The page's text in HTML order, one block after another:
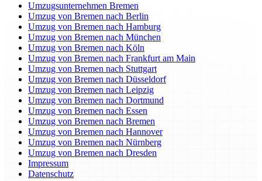
Umzugsunternehmen Bremen
Umzug von Bremen nach Berlin
Umzug von Bremen nach Hamburg
Umzug von Bremen nach München
Umzug von Bremen nach Köln
Umzug von Bremen nach Frankfurt am Main
Umzug von Bremen nach Stuttgart
Umzug von Bremen nach Düsseldorf
Umzug von Bremen nach Leipzig
Umzug von Bremen nach Dortmund
Umzug von Bremen nach Essen
Umzug von Bremen nach Bremen
Umzug von Bremen nach Hannover
Umzug von Bremen nach Nürnberg
Umzug von Bremen nach Dresden
Impressum
Datenschutz